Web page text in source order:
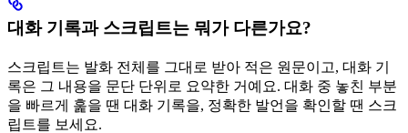
대화 기록과 스크립트는 뭐가 다른가요?
스크립트는 발화 전체를 그대로 받아 적은 원문이고, 대화 기
록은 그 내용을 문단 단위로 요약한 거예요. 대화 중 놓친 부분
을 빠르게 훑을 땐 대화 기록을, 정확한 발언을 확인할 땐 스크
립트를 보세요.